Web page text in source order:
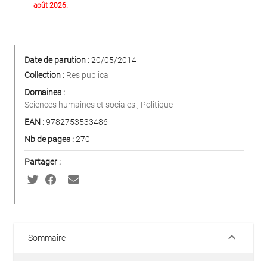
août 2026.
Date de parution :20/05/2014
Collection : Res publica
Domaines :
Sciences humaines et sociales. , Politique
EAN :9782753533486
Nb de pages :270
Partager :
Sommaire keyboard_arrow_down